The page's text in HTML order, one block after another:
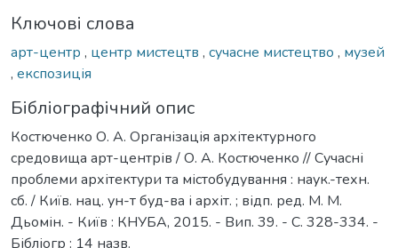
Ключові слова
арт-центр , центр мистецтв , сучасне мистецтво , музей
, експозиція
Бібліографічний опис
Костюченко О. А. Організація архітектурного
средовища арт-центрів / О. А. Костюченко // Сучасні
проблеми архітектури та містобудування : наук.-техн.
сб. / Київ. нац. ун-т буд-ва і архіт. ; відп. ред. М. М.
Дьомін. - Київ : КНУБА, 2015. - Вип. 39. - С. 328-334. -
Бібліогр : 14 назв.